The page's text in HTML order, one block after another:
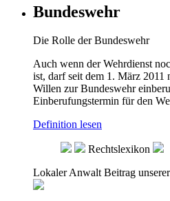
Bundeswehr
Die Rolle der Bundeswehr
Auch wenn der Wehrdienst
ist, darf seit dem 1. März 2011
Willen zur Bundeswehr
Einberufungstermin für den
Definition lesen
Rechtslexikon
Lokaler Anwalt Beitrag